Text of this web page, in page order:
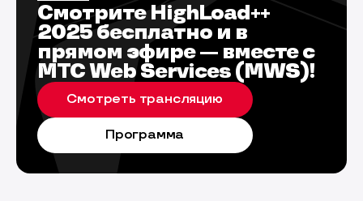
Смотрите HighLoad++
2025 бесплатно и в
прямом эфире — вместе с
МТС Web Services (MWS)!
Смотреть трансляцию
Программа